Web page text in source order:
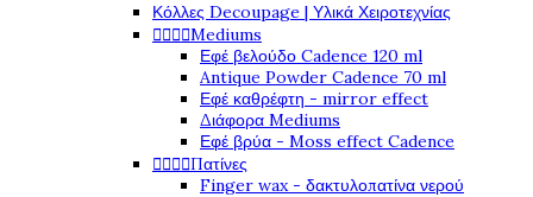
Κόλλες Decoupage | Υλικά Χειροτεχνίας
Mediums
Εφέ βελούδο Cadence 120 ml
Antique Powder Cadence 70 ml
Εφέ καθρέφτη - mirror effect
Διάφορα Mediums
Εφέ βρύα - Moss effect Cadence
Πατίνες
Finger wax - δακτυλοπατίνα νερού